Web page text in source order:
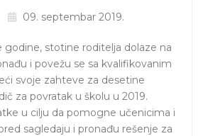
09. septembar 2019.
godine, stotine roditelja dolaze na
i povežu se sa kvalifikovanim
svoje zahteve za desetine
za povratak u školu u 2019.
u cilju da pomogne učenicima i
sagledaju i pronađu rešenje za